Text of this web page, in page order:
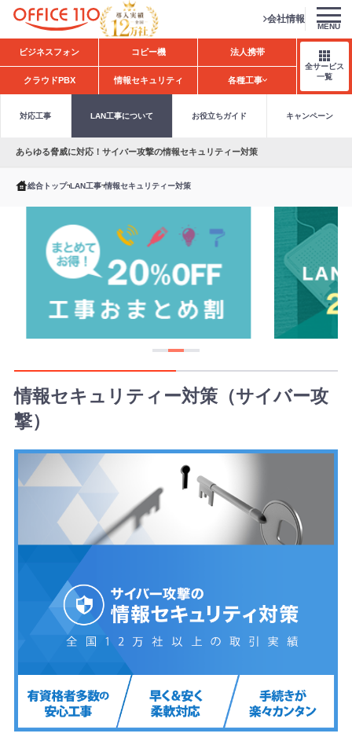
H
o
会社情報
MENU
ビジネスフォン コピー機 法人携帯
クラウドPBX 情報セキュリティ 各種工事
全サービス
一覧
対応工事 LAN工事について お役立ちガイド キャンペーン
あらゆる脅威に対応！サイバー攻撃の情報セキュリティー対策
総合トップ LAN工事 情報セキュリティー対策
報
値
き
情報セキュリティー対策（サイバー攻
撃）